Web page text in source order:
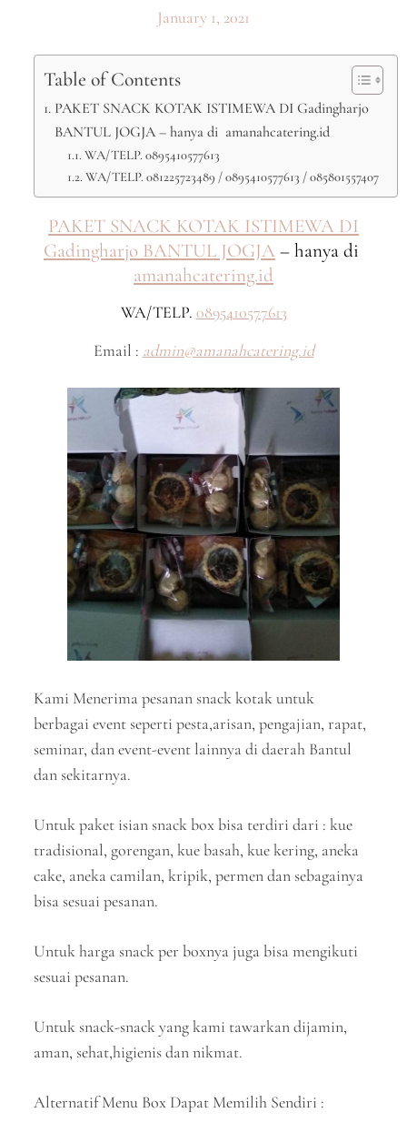
January 1, 2021
Table of Contents
PAKET SNACK KOTAK ISTIMEWA DI Gadingharjo
BANTUL JOGJA – hanya di amanahcatering.id
WA/TELP. 0895410577613
WA/TELP. 081225723489 / 0895410577613 / 085801557407
PAKET SNACK KOTAK ISTIMEWA DI
Gadingharjo BANTUL JOGJA – hanya di
amanahcatering.id
WA/TELP. 0895410577613
Email : admin@amanahcatering.id
Kami Menerima pesanan snack kotak untuk
berbagai event seperti pesta,arisan, pengajian, rapat,
seminar, dan event-event lainnya di daerah Bantul
dan sekitarnya.
Untuk paket isian snack box bisa terdiri dari : kue
tradisional, gorengan, kue basah, kue kering, aneka
cake, aneka camilan, kripik, permen dan sebagainya
bisa sesuai pesanan.
Untuk harga snack per boxnya juga bisa mengikuti
sesuai pesanan.
Untuk snack-snack yang kami tawarkan dijamin,
aman, sehat,higienis dan nikmat.
Alternatif Menu Box Dapat Memilih Sendiri :